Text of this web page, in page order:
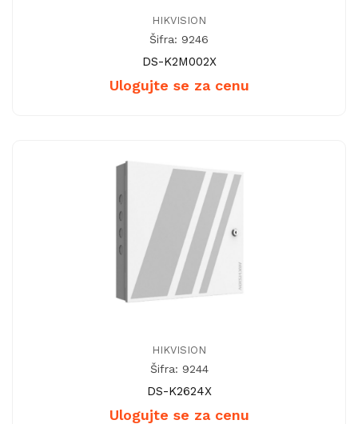
HIKVISION
Šifra: 9246
DS-K2M002X
Ulogujte se za cenu
HIKVISION
Šifra: 9244
DS-K2624X
Ulogujte se za cenu